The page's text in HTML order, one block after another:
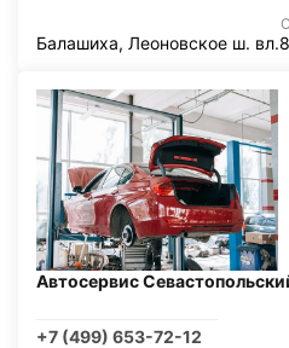
Балашиха, Леоновское ш. вл.8
Автосервис
+7 (499) 653-72-12